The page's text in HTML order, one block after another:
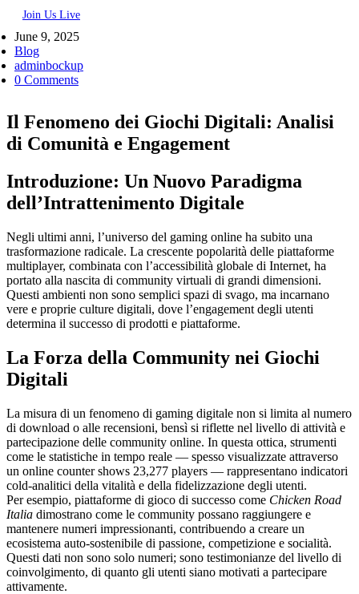
Join Us Live
June 9, 2025
Blog
adminbockup
0 Comments
Il Fenomeno dei Giochi Digitali: Analisi
di Comunità e Engagement
Introduzione: Un Nuovo Paradigma
dell’Intrattenimento Digitale
Negli ultimi anni, l’universo del gaming online ha subito una
trasformazione radicale. La crescente popolarità delle piattaforme
multiplayer, combinata con l’accessibilità globale di Internet, ha
portato alla nascita di community virtuali di grandi dimensioni.
Questi ambienti non sono semplici spazi di svago, ma incarnano
vere e proprie culture digitali, dove l’engagement degli utenti
determina il successo di prodotti e piattaforme.
La Forza della Community nei Giochi
Digitali
La misura di un fenomeno di gaming digitale non si limita al numero
di download o alle recensioni, bensì si riflette nel livello di attività e
partecipazione delle community online. In questa ottica, strumenti
come le statistiche in tempo reale — spesso visualizzate attraverso
un online counter shows 23,277 players — rappresentano indicatori
cold-analitici della vitalità e della fidelizzazione degli utenti.
Per esempio, piattaforme di gioco di successo come Chicken Road
Italia dimostrano come le community possano raggiungere e
mantenere numeri impressionanti, contribuendo a creare un
ecosistema auto-sostenibile di passione, competizione e socialità.
Questi dati non sono solo numeri; sono testimonianze del livello di
coinvolgimento, di quanto gli utenti siano motivati a partecipare
attivamente.